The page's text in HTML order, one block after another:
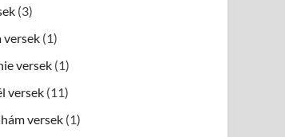
(3)
versek (1)
versek (1)
versek (11)
versek (1)